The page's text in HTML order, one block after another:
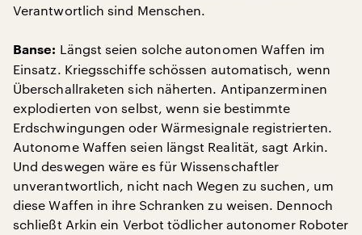
Verantwortlich sind Menschen.
Banse: Längst seien solche autonomen Waffen im
Einsatz. Kriegsschiffe schössen automatisch, wenn
Überschallraketen sich näherten. Antipanzerminen
explodierten von selbst, wenn sie bestimmte
Erdschwingungen oder Wärmesignale registrierten.
Autonome Waffen seien längst Realität, sagt Arkin.
Und deswegen wäre es für Wissenschaftler
unverantwortlich, nicht nach Wegen zu suchen, um
diese Waffen in ihre Schranken zu weisen. Dennoch
schließt Arkin ein Verbot tödlicher autonomer Roboter